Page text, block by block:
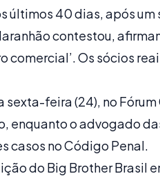
últimos 40 dias, após um
contestou,
Os sócios
feira (24), no
enquanto o advogado
casos no Código Penal.
do Big Brother Brasil